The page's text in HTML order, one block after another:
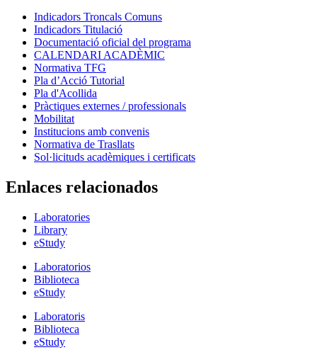
Indicadors Troncals Comuns
Indicadors Titulació
Documentació oficial del programa
CALENDARI ACADÈMIC
Normativa TFG
Pla d’Acció Tutorial
Pla d'Acollida
Pràctiques externes / professionals
Mobilitat
Institucions amb convenis
Normativa de Trasllats
Sol·licituds acadèmiques i certificats
Enlaces relacionados
Laboratories
Library
eStudy
Laboratorios
Biblioteca
eStudy
Laboratoris
Biblioteca
eStudy